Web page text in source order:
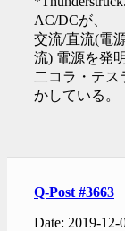
AC/DCが、
交流/直流(電
流) 電源を発
二コラ・テス
かしている。
Q-Post #3663
Date: 2019-